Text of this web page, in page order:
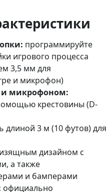
программируйте
игрового процесса
3,5 мм для
и микрофон)
и микрофоном:
крестовины (D-
длиной 3 м (10 футов) для
дизайном с
а также
и бамперами
официально